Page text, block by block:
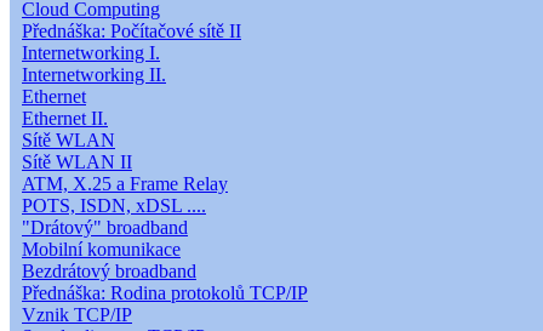
Cloud Computing
Přednáška: Počítačové sítě II
Internetworking I.
Internetworking II.
Ethernet
Ethernet II.
Sítě WLAN
Sítě WLAN II
ATM, X.25 a Frame Relay
POTS, ISDN, xDSL ....
"Drátový" broadband
Mobilní komunikace
Bezdrátový broadband
Přednáška: Rodina protokolů TCP/IP
Vznik TCP/IP